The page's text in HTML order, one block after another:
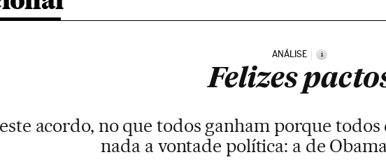
ANÁLISE i
Felizes
acordo, no que todos ganham porque
nada a vontade política: a de